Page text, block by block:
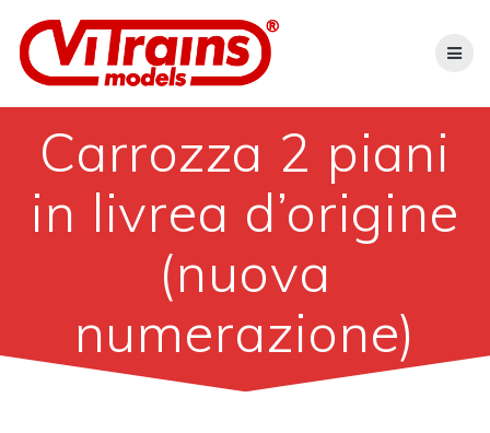
to
content
Carrozza 2 piani
in livrea d’origine
(nuova
numerazione)